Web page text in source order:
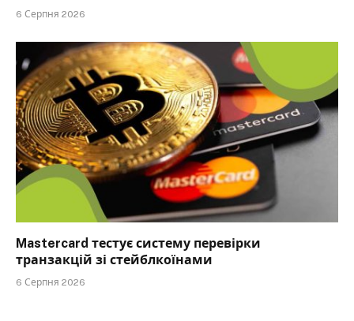
6 Серпня 2026
Mastercard тестує систему перевірки
транзакцій зі стейблкоїнами
6 Серпня 2026